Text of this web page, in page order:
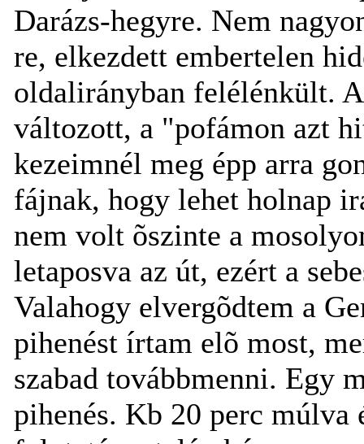
Darázs-hegyre. Nem
re, elkezdett embertelen
oldalirányban felélénkült.
változott, a "pofámon azt
kezeimnél meg épp arra
fájnak, hogy lehet holnap
nem volt õszinte a
letaposva az út, ezért a
Valahogy elvergõdtem a
pihenést írtam elõ most,
szabad továbbmenni. Egy
pihenés. Kb 20 perc múlva